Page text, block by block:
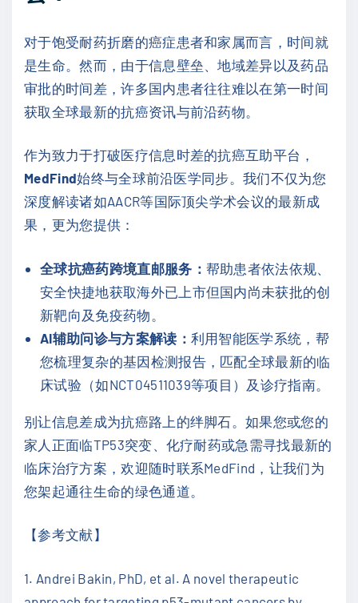
对于饱受耐药折磨的癌症患者和家属而言，时间就
是生命。然而，由于信息壁垒、地域差异以及药品
审批的时间差，许多国内患者往往难以在第一时间
获取全球最新的抗癌资讯与前沿药物。
作为致力于打破医疗信息时差的抗癌互助平台，
MedFind始终与全球前沿医学同步。我们不仅为您
深度解读诸如AACR等国际顶尖学术会议的最新成
果，更为您提供：
全球抗癌药跨境直邮服务： 帮助患者依法依规、
安全快捷地获取海外已上市但国内尚未获批的创
新靶向及免疫药物。
AI辅助问诊与方案解读： 利用智能医学系统，帮
您梳理复杂的基因检测报告，匹配全球最新的临
床试验（如NCT04511039等项目）及诊疗指南。
别让信息差成为抗癌路上的绊脚石。如果您或您的
家人正面临TP53突变、化疗耐药或急需寻找最新的
临床治疗方案，欢迎随时联系MedFind，让我们为
您架起通往生命的绿色通道。
【参考文献】
1. Andrei Bakin, PhD, et al. A novel therapeutic